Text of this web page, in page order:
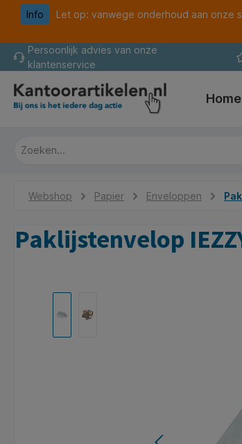
Ga naar de hoofdnavigatie
Info
Let op: vanwege onderhoud aan onze
Persoonlijk advies van onze
klantenservice
Home
Webshop Papier Enveloppen
Paklijstenvelop